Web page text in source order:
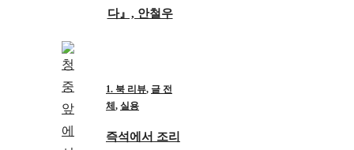
다』, 안철우
1. 북 리뷰, 글 전
체 , 실용
즉석에서 조리